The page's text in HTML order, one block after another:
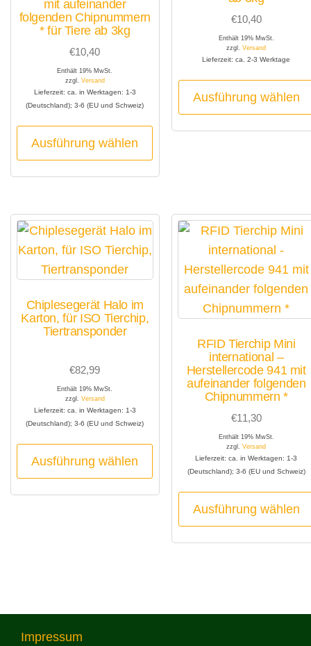
mit aufeinander
folgenden Chipnummern
* für Tiere ab 3kg
€10,40
Enthält 19% MwSt.
zzgl. Versand
Lieferzeit: ca. in Werktagen: 1-3
(Deutschland); 3-6 (EU und Schweiz)
Ausführung wählen
Dieses
Optionen
können
Produktseite
gewählt
werden
€10,40
Enthält 19% MwSt.
zzgl.Versand
Lieferzeit: ca. 2-3 Werktage
Ausführung wählen
Chiplesegerät Halo im
Karton, für ISO Tierchip,
Tiertransponder
€82,99
Enthält 19% MwSt.
zzgl. Versand
Lieferzeit: ca. in Werktagen: 1-3
(Deutschland); 3-6 (EU und Schweiz)
Ausführung wählen
Dieses
Produkt
weist
mehrere
Varianten
auf.
RFID Tierchip Mini
international –
Herstellercode 941 mit
aufeinander folgenden
Chipnummern *
€11,30
Enthält 19% MwSt.
zzgl.Versand
Lieferzeit: ca. in Werktagen: 1-3
(Deutschland); 3-6 (EU und Schweiz)
Ausführung wählen
Impressum